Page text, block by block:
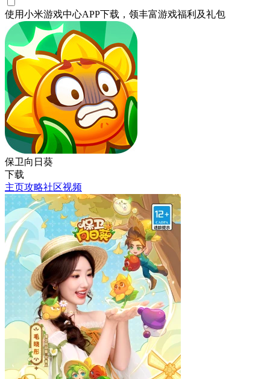
使用小米游戏中心APP下载 ，领丰富游戏福利 及礼包
保卫向日葵
下载
主页攻略社区视频